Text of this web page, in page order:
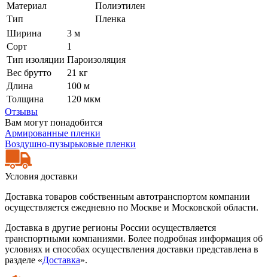
Материал
Полиэтилен
Тип
Пленка
Ширина
3 м
Сорт
1
Тип изоляции Пароизоляция
Вес брутто
21 кг
Длина
100 м
Толщина
120 мкм
Отзывы
Вам могут понадобится
Армированные пленки
Воздушно-пузырьковые пленки
Условия доставки
Доставка товаров собственным автотранспортом компании
осуществляется ежедневно по Москве и Московской области.
Доставка в другие регионы России осуществляется
транспортными компаниями. Более подробная информация об
условиях и способах осуществления доставки представлена в
разделе «Доставка».